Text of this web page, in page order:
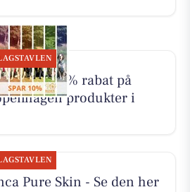
giver 10% rabat på
produkter i
Pure Skin - Se den her